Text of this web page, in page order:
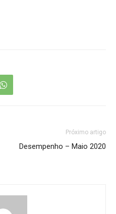
Próximo artigo
Desempenho – Maio 2020